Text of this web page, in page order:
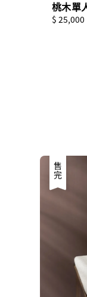
桃木單
Sale
$ 25,000
售完